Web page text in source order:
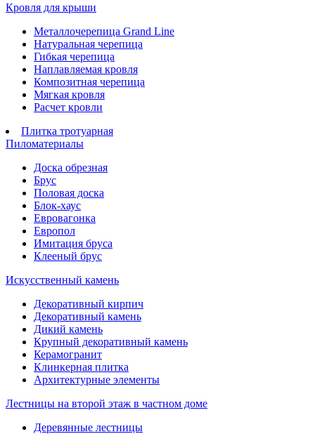
Кровля для крыши
Металлочерепица Grand Line
Натуральная черепица
Гибкая черепица
Наплавляемая кровля
Композитная черепица
Мягкая кровля
Расчет кровли
Плитка тротуарная
Пиломатериалы
Доска обрезная
Брус
Половая доска
Блок-хаус
Евровагонка
Европол
Имитация бруса
Клееный брус
Искусственный камень
Декоративный кирпич
Декоративный камень
Дикий камень
Крупный декоративный камень
Керамогранит
Клинкерная плитка
Архитектурные элементы
Лестницы на второй этаж в частном доме
Деревянные лестницы